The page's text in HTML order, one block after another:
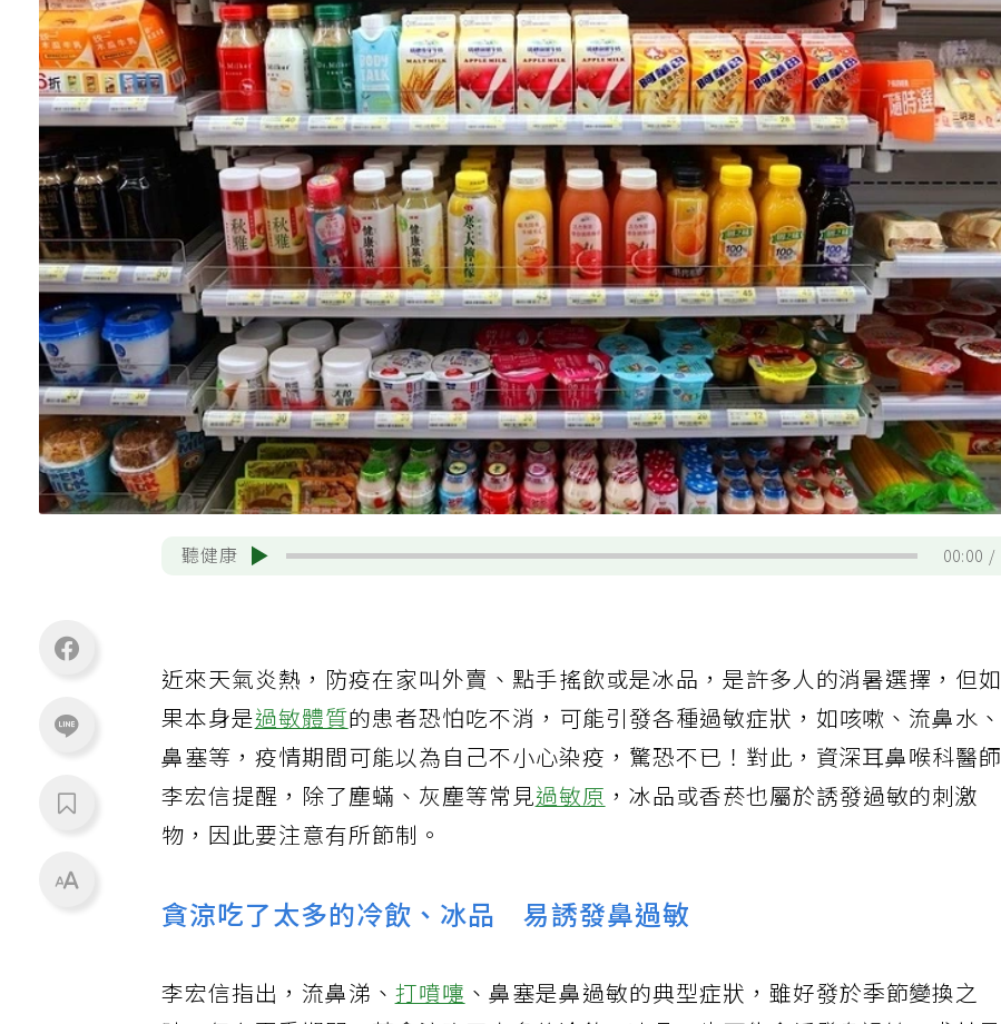
聽健康 00:00
近來天氣炎熱，防疫在家叫外賣、點手搖飲或是冰品，是許多人的消暑選擇，但如
果本身是過敏體質的患者恐怕吃不消，可能引發各種過敏症狀，如咳嗽、流鼻水、
鼻塞等，疫情期間可能以為自己不小心染疫，驚恐不已！對此，資深耳鼻喉科醫師
李宏信提醒，除了塵蟎、灰塵等常見過敏原 ，冰品或香菸也屬於誘發過敏的刺激
物，因此要注意有所節制。
貪涼吃了太多的冷飲、冰品 易誘發鼻過敏
李宏信指出，流鼻涕、打噴嚏 、鼻塞是鼻過敏的典型症狀，雖好發於季節變換之